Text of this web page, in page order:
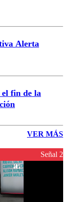
Alerta
el fin de la
VER MÁS
Señal 2